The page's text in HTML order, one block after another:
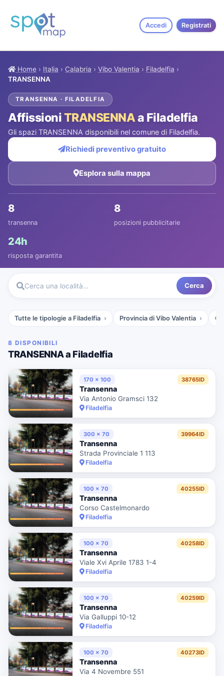
Accedi Registrati
Home › Italia › Calabria › Vibo Valentia › Filadelfia ›
TRANSENNA
TRANSENNA · FILADELFIA
AffissioniTRANSENNAa Filadelfia
Gli spazi TRANSENNA disponibili nel comune di Filadelfia.
Richiedi preventivo gratuito
Esplora sulla mappa
8
transenna
8
posizioni pubblicitarie
24h
risposta garantita
Cerca una località… Cerca
Tutte le tipologie a Filadelfia Provincia di Vibo Valentia
8 DISPONIBILI
TRANSENNA a Filadelfia
170 x 100 38765ID
Transenna
Via Antonio Gramsci 132
Filadelfia
300 x 70 39964ID
Transenna
Strada Provinciale 1 113
Filadelfia
100 x 70 40255ID
Transenna
Corso Castelmonardo
Filadelfia
100 x 70 40258ID
Transenna
Viale Xvi Aprile 1783 1-4
Filadelfia
100 x 70 40259ID
Transenna
Via Galluppi 10-12
Filadelfia
100 x 70 40273ID
Transenna
Via 4 Novembre 551